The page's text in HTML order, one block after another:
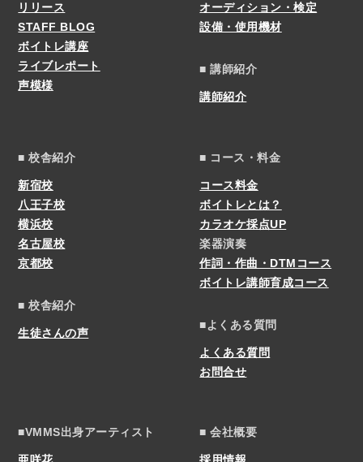
リリース
STAFF BLOG
ボイトレ講座
ライブレポート
声模様
オーディション・検定
設備・使用機材
■ 講師紹介
講師紹介
■ 校舎紹介
新宿校
八王子校
横浜校
名古屋校
京都校
■ 校舎紹介
生徒さんの声
■ コース・料金
コース料金
ボイトレとは？
カラオケ採点UP
楽器演奏
作詞・作曲・DTMコース
ボイトレ講師育成コース
■よくある質問
よくある質問
お問合せ
■VMMS出身アーティスト ■ 会社概要